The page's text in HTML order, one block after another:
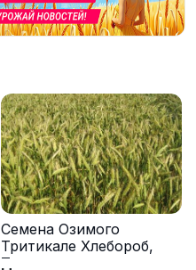
Семена Озимого
Тритикале Хлебороб,
Тихон